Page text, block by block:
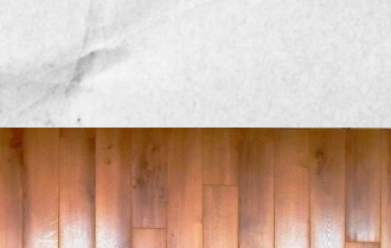
ALFARO A LA UDEG
EN
Activado 9